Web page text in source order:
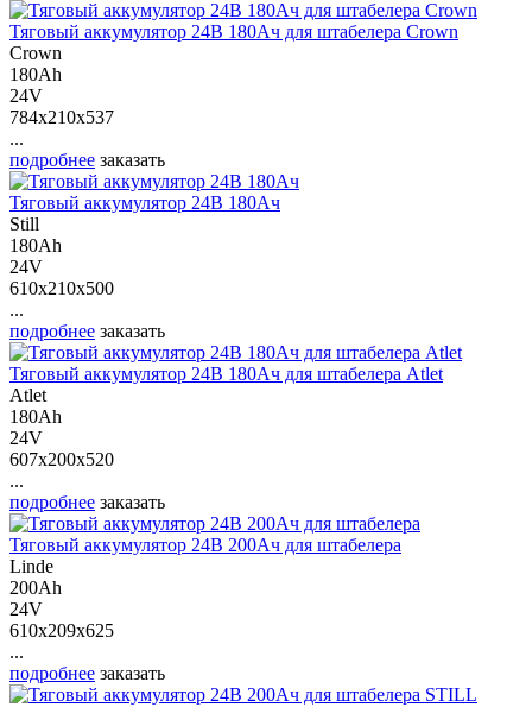
Тяговый аккумулятор 24В 180Ач для штабелера Crown
Crown
180Ah
24V
784x210x537
...
подробнее заказать
Тяговый аккумулятор 24В 180Ач
Still
180Ah
24V
610x210x500
...
подробнее заказать
Тяговый аккумулятор 24В 180Ач для штабелера Atlet
Atlet
180Ah
24V
607x200x520
...
подробнее заказать
Тяговый аккумулятор 24В 200Ач для штабелера
Linde
200Ah
24V
610x209x625
...
подробнее заказать